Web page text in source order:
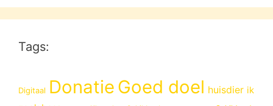
Tags:
Digitaal Donatie Goed doel huisdier ik